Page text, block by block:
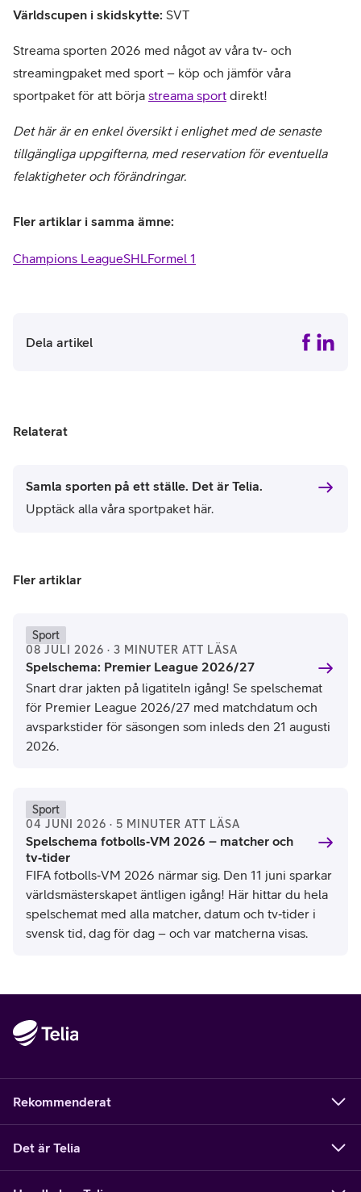
Världscupen i skidskytte: SVT
Streama sporten 2026 med något av våra tv- och
streamingpaket med sport – köp och jämför våra
sportpaket för att börja streama sport direkt!
Det här är en enkel översikt i enlighet med de senaste
tillgängliga uppgifterna, med reservation för eventuella
felaktigheter och förändringar.
Fler artiklar i samma ämne:
Champions LeagueSHL Formel 1
Dela artikel
Relaterat
Samla sporten på ett ställe. Det är Telia.
Upptäck alla våra sportpaket här.
Fler artiklar
Sport
08 JULI 2026 · 3 MINUTER ATT LÄSA
Spelschema: Premier League 2026/27
Snart drar jakten på ligatiteln igång! Se spelschemat
för Premier League 2026/27 med matchdatum och
avsparkstider för säsongen som inleds den 21 augusti
2026.
Sport
04 JUNI 2026 · 5 MINUTER ATT LÄSA
Spelschema fotbolls‑VM 2026 – matcher och
tv‑tider
FIFA fotbolls‑VM 2026 närmar sig. Den 11 juni sparkar
världsmästerskapet äntligen igång! Här hittar du hela
spelschemat med alla matcher, datum och tv‑tider i
svensk tid, dag för dag – och var matcherna visas.
Rekommenderat
Det är Telia